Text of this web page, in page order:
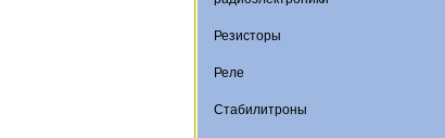
Резисторы
Реле
Стабилитроны